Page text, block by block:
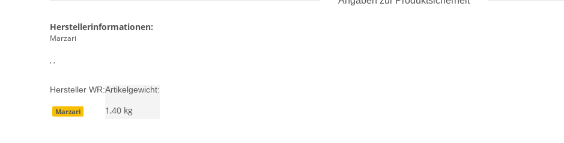
Herstellerinformationen:
Marzari
, ,
Hersteller WR:
Marzari
Artikelgewicht:
1,40 kg